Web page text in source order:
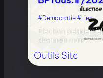
Démocratie Lien
Élection
destin en main
Outils Site